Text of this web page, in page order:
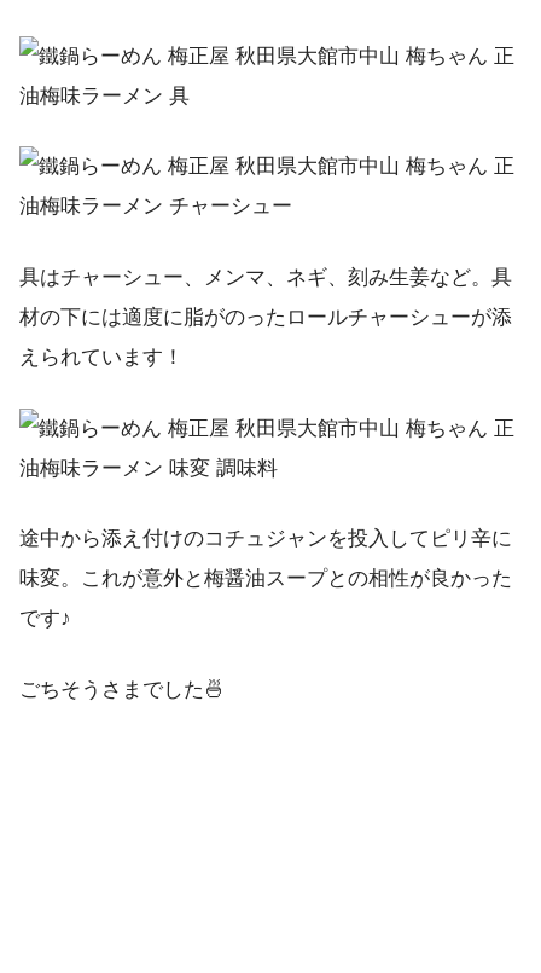
具はチャーシュー、メンマ、ネギ、刻み生姜など。具
材の下には適度に脂がのったロールチャーシューが添
えられています！
途中から添え付けのコチュジャンを投入してピリ辛に
味変。これが意外と梅醤油スープとの相性が良かった
です♪
ごちそうさまでした🍜